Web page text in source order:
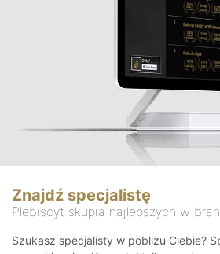
Znajdź specjalistę
Plebiscyt skupia najlepszych w
Szukasz specjalisty w pobliżu Ciebie?